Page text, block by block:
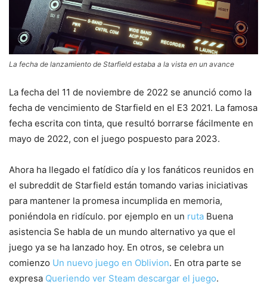
La fecha de lanzamiento de Starfield estaba a la vista en un avance
La fecha del 11 de noviembre de 2022 se anunció como la
fecha de vencimiento de Starfield en el E3 2021. La famosa
fecha escrita con tinta, que resultó borrarse fácilmente en
mayo de 2022, con el juego pospuesto para 2023.
Ahora ha llegado el fatídico día y los fanáticos reunidos en
el subreddit de Starfield están tomando varias iniciativas
para mantener la promesa incumplida en memoria,
poniéndola en ridículo. por ejemplo en un ruta Buena
asistencia Se habla de un mundo alternativo ya que el
juego ya se ha lanzado hoy. En otros, se celebra un
comienzo Un nuevo juego en Oblivion. En otra parte se
expresa Queriendo ver Steam descargar el juego.